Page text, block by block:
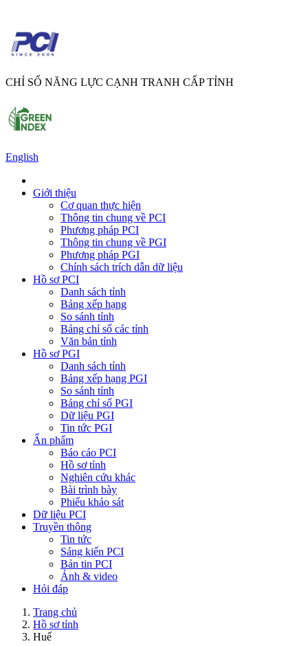
CHỈ SỐ NĂNG LỰC CẠNH TRANH CẤP TỈNH
English
Giới thiệu
Cơ quan thực hiện
Thông tin chung về PCI
Phương pháp PCI
Thông tin chung về PGI
Phương pháp PGI
Chính sách trích dẫn dữ liệu
Hồ sơ PCI
Danh sách tỉnh
Bảng xếp hạng
So sánh tỉnh
Bảng chỉ số các tỉnh
Văn bản tỉnh
Hồ sơ PGI
Danh sách tỉnh
Bảng xếp hạng PGI
So sánh tỉnh
Bảng chỉ số PGI
Dữ liệu PGI
Tin tức PGI
Ấn phẩm
Báo cáo PCI
Hồ sơ tỉnh
Nghiên cứu khác
Bài trình bày
Phiếu khảo sát
Dữ liệu PCI
Truyền thông
Tin tức
Sáng kiến PCI
Bản tin PCI
Ảnh & video
Hỏi đáp
Trang chủ
Hồ sơ tỉnh
Huế